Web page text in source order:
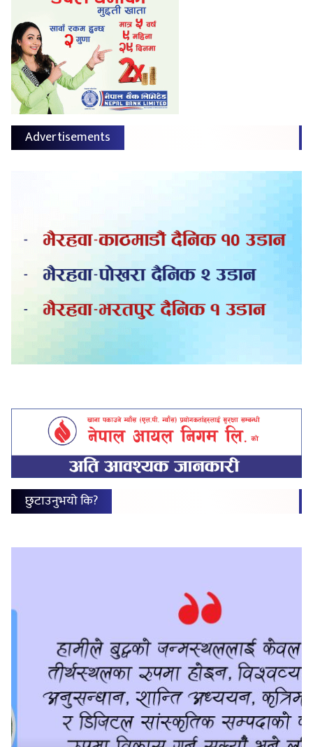
Advertisements
छुटाउनुभयो कि?